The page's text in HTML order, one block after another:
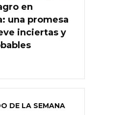
en
una promesa
inciertas y
DE LA SEMANA